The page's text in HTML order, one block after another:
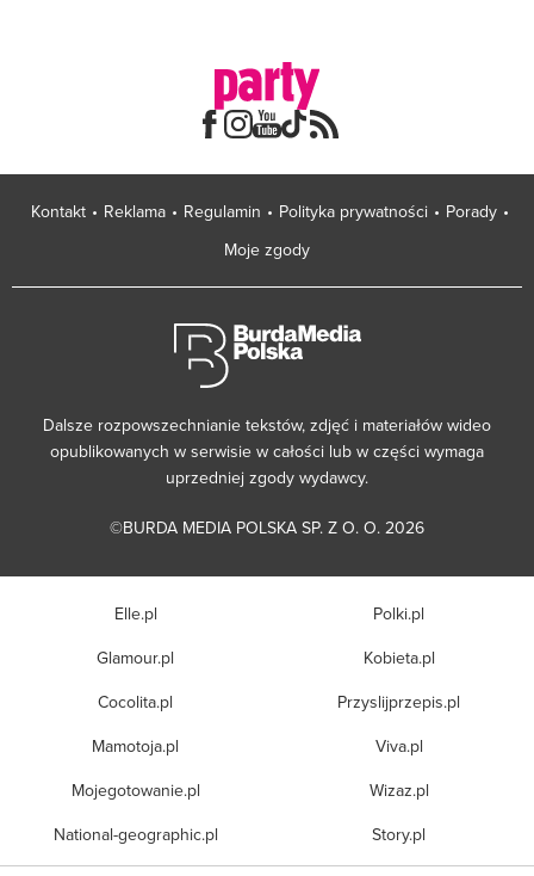
Kontakt Reklama Regulamin Polityka prywatności
Porady
Moje zgody
Dalsze rozpowszechnianie tekstów, zdjęć i materiałów wideo
opublikowanych w serwisie w całości lub w części wymaga
uprzedniej zgody wydawcy.
©BURDA MEDIA POLSKA SP. Z O. O. 2026
Elle.pl
Glamour.pl
Cocolita.pl
Mamotoja.pl
Mojegotowanie.pl
National-geographic.pl
Polki.pl
Kobieta.pl
Przyslijprzepis.pl
Viva.pl
Wizaz.pl
Story.pl